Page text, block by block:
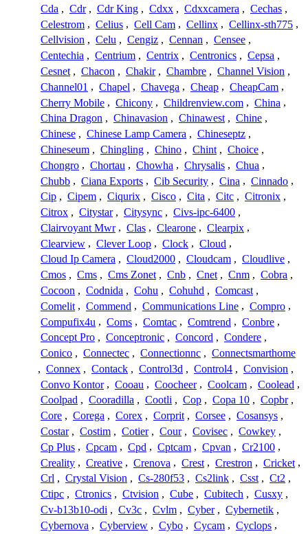
Cda , Cdr , Cdr King , Cdxx , Cdxxcamera , Cechas ,
Celestrom , Celius , Cell Cam , Cellinx , Cellinx-sth775 ,
Cellvision , Celu , Cengiz , Cennan , Censee ,
Centechia , Centrium , Centrix , Centronics , Cepsa ,
Cesnet , Chacon , Chakir , Chambre , Channel Vision ,
Channel01 , Chapel , Chavega , Cheap , CheapCam ,
Cherry Mobile , Chicony , Childrenview.com , China ,
China Dragon , Chinavasion , Chinawest , Chine ,
Chinese , Chinese Lamp Camera , Chineseptz ,
Chineseum , Chingling , Chino , Chint , Choice ,
Chongro , Chortau , Chowha , Chrysalis , Chua ,
Chubb , Ciana Exports , Cib Security , Cina , Cinnado ,
Cip , Cipem , Ciqurix , Cisco , Cita , Citc , Citronix ,
Citrox , Citystar , Citysync , Civs-ipc-6400 ,
Clairvoyant Mwr , Clas , Clearone , Clearpix ,
Clearview , Clever Loop , Clock , Cloud ,
Cloud Ip Camera , Cloud2000 , Cloudcam , Cloudlive ,
Cmos , Cms , Cms Zonet , Cnb , Cnet , Cnm , Cobra ,
Cocoon , Codnida , Cohu , Cohuhd , Comcast ,
Comelit , Commend , Communications Line , Compro ,
Compufix4u , Coms , Comtac , Comtrend , Conbre ,
Concept Pro , Conceptronic , Concord , Condere ,
Conico , Connectec , Connectionnc , Connectsmarthome
, Connex , Contack , Control3d , Control4 , Convision ,
Convo Kontor , Cooau , Coocheer , Coolcam , Coolead ,
Coolpad , Cooradilla , Cootli , Cop , Copa 10 , Copbr ,
Core , Corega , Corex , Corprit , Corsee , Cosansys ,
Costar , Costim , Cotier , Cour , Covisec , Cowkey ,
Cp Plus , Cpcam , Cpd , Cptcam , Cpvan , Cr2100 ,
Creality , Creative , Crenova , Crest , Crestron , Cricket ,
Crl , Crystal Vision , Cs-280f53 , Cs2link , Csst , Ct2 ,
Ctipc , Ctronics , Ctvision , Cube , Cubitech , Cusxy ,
Cv-b13b10-odi , Cv3c , Cvlm , Cyber , Cybernetik ,
Cybernova , Cyberview , Cybo , Cycam , Cyclops ,